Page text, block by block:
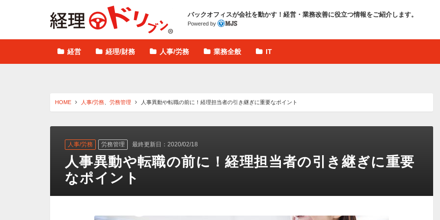
バックオフィスが会社を動かす！ 経営・業務改善に役立つ情報をご紹介します。
Powered by
経営 経理/財務 人事/労務 業務全般 IT
HOME 人事/労務 労務管理 人事異動や転職の前に！経理担当者の引き継ぎに重要なポイント
人事/労務 労務管理 最終更新日：2020/02/18
人事異動や転職の前に！経理担当者の引き継ぎに重要
なポイント